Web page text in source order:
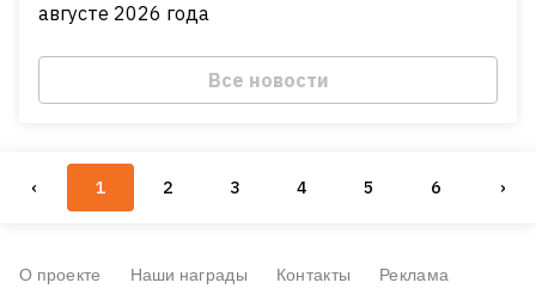
августе 2026 года
Все новости
‹ 1 2 3 4 5 6 ›
О проекте Наши награды Контакты Реклама